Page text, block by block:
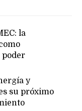
la
y
su próximo